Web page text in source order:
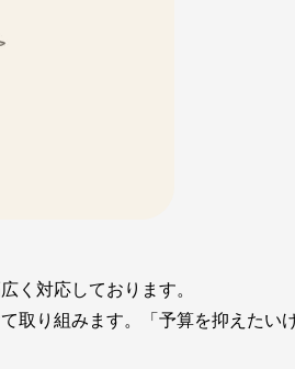
く対応しております。
取り組みます。「予算を抑えたい